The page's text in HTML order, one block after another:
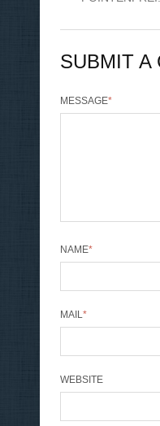
SUBMIT A
MESSAGE*
NAME*
MAIL *
WEBSITE